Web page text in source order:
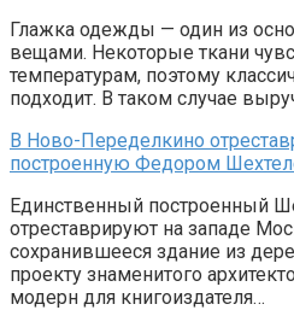
Глажка одежды — один из
вещами. Некоторые ткани
температурам, поэтому
подходит. В таком случае
В Ново-Переделкино
построенную Федором
Единственный построенный
отреставрируют на западе
сохранившееся здание из
проекту знаменитого
модерн для книгоиздателя…